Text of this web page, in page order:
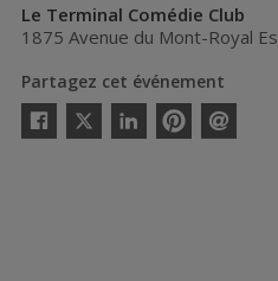
Le Terminal Comédie Club
1875 Avenue du Mont-Royal
Partagez cet événement
Facebook
Twitter
LinkedinPinterestEnvoyer